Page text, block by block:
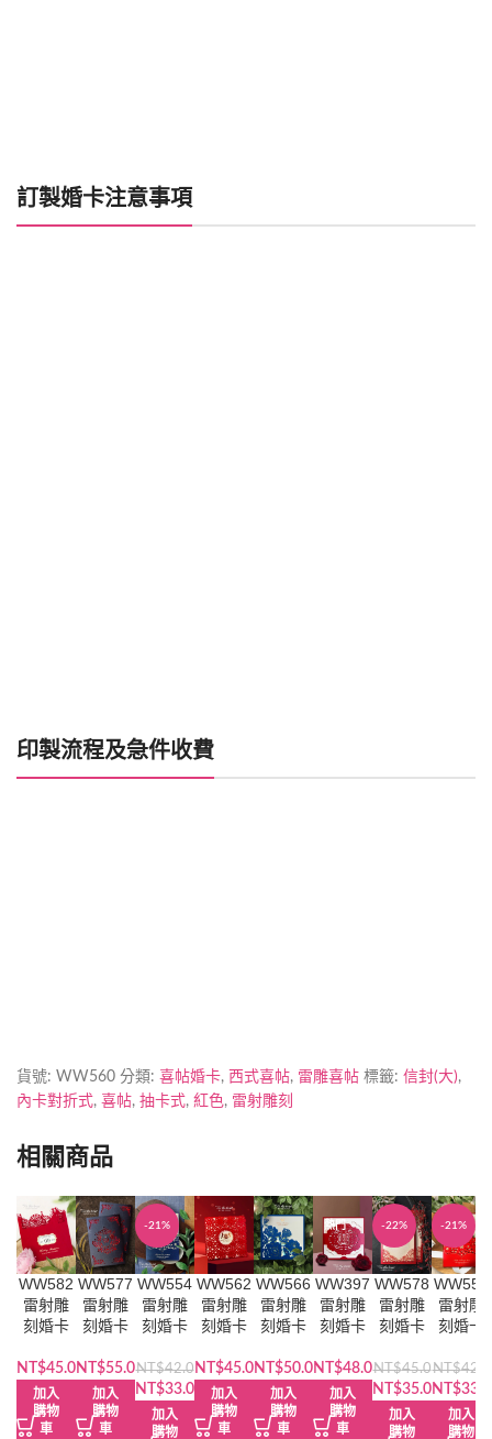
訂製婚卡注意事項
印製流程及急件收費
貨號: WW560 分類: 喜帖婚卡, 西式喜帖, 雷雕喜帖 標籤: 信封(大),
內卡對折式, 喜帖, 抽卡式, 紅色, 雷射雕刻
相關商品
WW582
雷射雕
刻婚卡
NT$45.0
加入
購物
車
WW577
雷射雕
刻婚卡
NT$55.0
加入
購物
車
-21%
WW554
雷射雕
刻婚卡
NT$42.0
原
NT$33.0目
價
加入
購物
WW562
雷射雕
刻婚卡
NT$45.0
加入
購物
車
WW566
雷射雕
刻婚卡
NT$50.0
加入
購物
車
熱門
WW397
雷射雕
刻婚卡
NT$48.0
加入
購物
車
-22%
WW578
雷射雕
刻婚卡
NT$45.0
原
NT$35.0目
加入
購物
-21%
WW555
雷射雕
刻婚卡
NT$42.0
原
NT$33.0
加入
購物